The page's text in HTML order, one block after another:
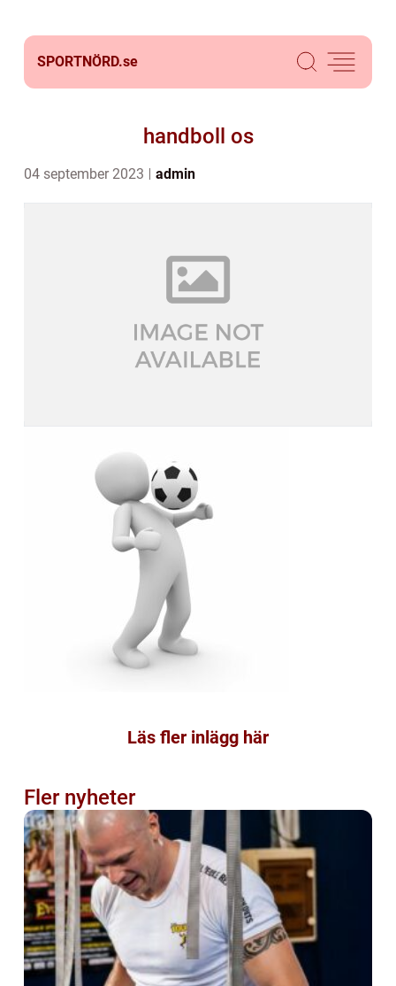
SPORTNÖRD.se
handboll os
04 september 2023 admin
Läs fler inlägg här
Fler nyheter